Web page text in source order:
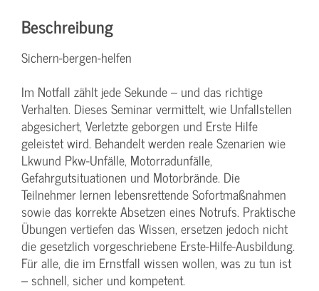
Beschreibung
Sichern-bergen-helfen
Im Notfall zählt jede Sekunde – und das richtige
Verhalten. Dieses Seminar vermittelt, wie Unfallstellen
abgesichert, Verletzte geborgen und Erste Hilfe
geleistet wird. Behandelt werden reale Szenarien wie
Lkwund Pkw-Unfälle, Motorradunfälle,
Gefahrgutsituationen und Motorbrände. Die
Teilnehmer lernen lebensrettende Sofortmaßnahmen
sowie das korrekte Absetzen eines Notrufs. Praktische
Übungen vertiefen das Wissen, ersetzen jedoch nicht
die gesetzlich vorgeschriebene Erste-Hilfe-Ausbildung.
Für alle, die im Ernstfall wissen wollen, was zu tun ist
– schnell, sicher und kompetent.